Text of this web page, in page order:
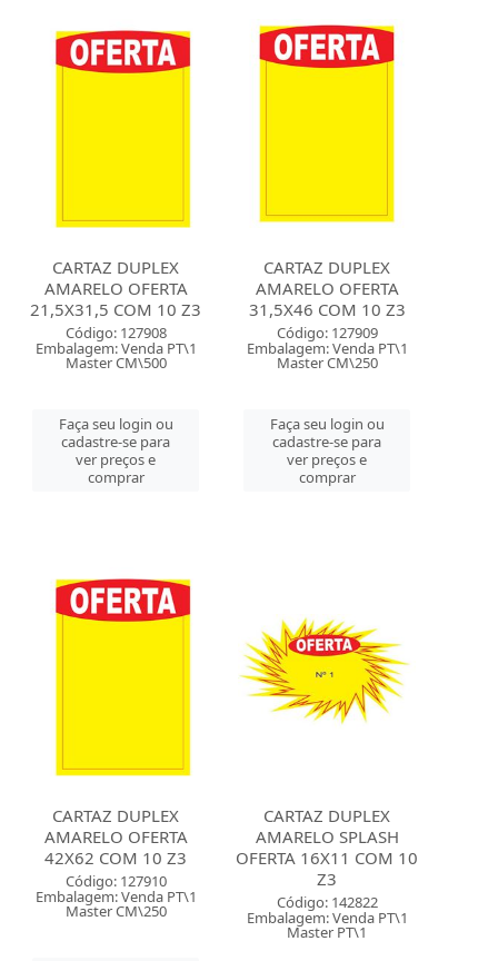
CARTAZ DUPLEX
AMARELO OFERTA
21,5X31,5 COM 10 Z3
Código: 127908
Embalagem: Venda PT\1
Master CM\500
Faça seu login ou
cadastre-se para
ver preços e
comprar
CARTAZ DUPLEX
AMARELO OFERTA
31,5X46 COM 10 Z3
Código: 127909
Embalagem: Venda PT\1
Master CM\250
Faça seu login ou
cadastre-se para
ver preços e
comprar
CARTAZ DUPLEX
AMARELO OFERTA
42X62 COM 10 Z3
Código: 127910
Embalagem: Venda PT\1
Master CM\250
CARTAZ DUPLEX
AMARELO SPLASH
OFERTA 16X11 COM 10
Z3
Código: 142822
Embalagem: Venda PT\1
Master PT\1